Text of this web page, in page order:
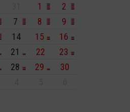
1
2
7 8
9
14 15
16
21 22
23
28 29
30